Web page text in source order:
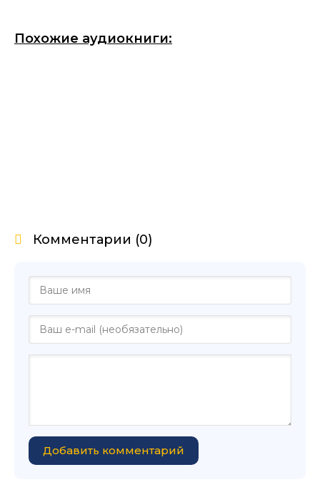
Похожие аудиокниги:
Комментарии (0)
Добавить комментарий